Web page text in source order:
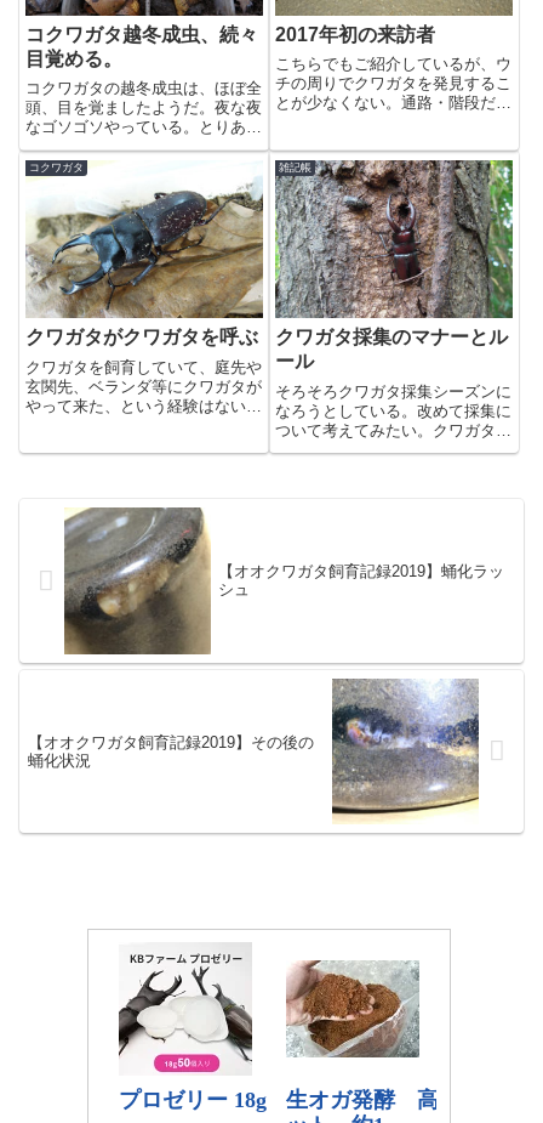
コクワガタ越冬成虫、続々
目覚める。
コクワガタの越冬成虫は、ほぼ全
頭、目を覚ましたようだ。夜な夜
なゴソゴソやっている。とりあえ
ず入れておいたゼリーも食ってい
る。
2017年初の来訪者
こちらでもご紹介しているが、ウ
チの周りでクワガタを発見するこ
とが少なくない。通路・階段だけ
はいえ、単に灯火に寄って来ただ
けでは説明がつかないことも多
く、ウチにいるクワガタに引き寄
せ...
コクワガタ
クワガタがクワガタを呼ぶ
クワガタを飼育していて、庭先や
玄関先、ベランダ等にクワガタが
やって来た、という経験はないだ
雑記帳
クワガタ採集のマナーとル
ール
そろそろクワガタ採集シーズンに
なろうとしている。改めて採集に
ついて考えてみたい。クワガタを
はじめ昆虫飼育の楽しみの一つが
【オオクワガタ飼育記録2019】蛹化ラッ
シュ
【オオクワガタ飼育記録2019】その後の
蛹化状況